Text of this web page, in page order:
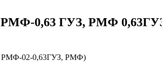
0,63 ГУЗ, РМФ
РМФ-02-0,63ГУЗ, РМФ)